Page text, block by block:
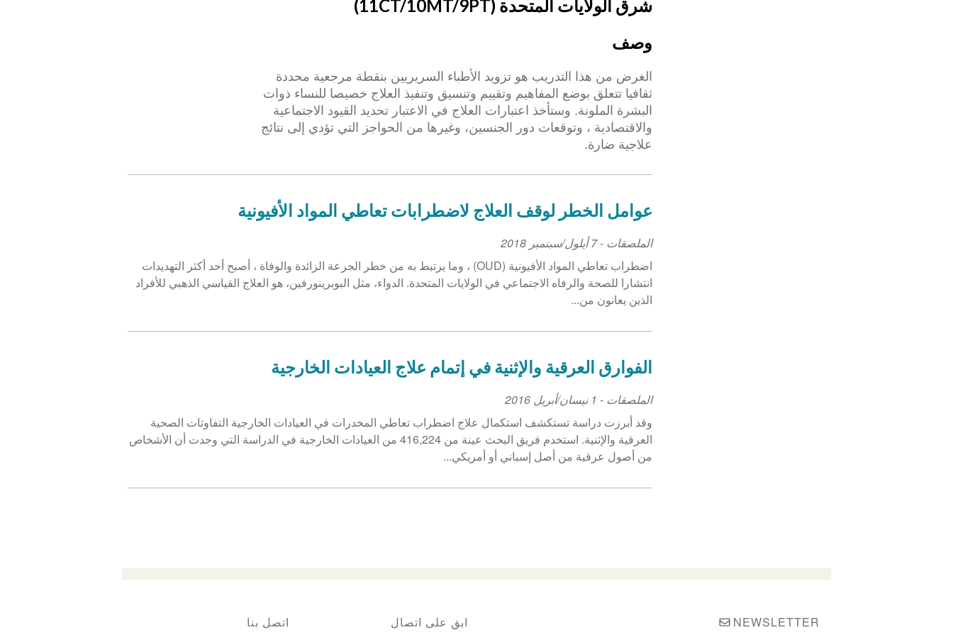
شرق الولايات المتحدة (11CT/10MT/9PT)
وصف
الغرض من هذا التدريب هو تزويد الأطباء السريريين بنقطة مرجعية محددة
ثقافيا تتعلق بوضع المفاهيم وتقييم وتنسيق وتنفيذ العلاج خصيصا للنساء ذوات
البشرة الملونة. وستأخذ اعتبارات العلاج في الاعتبار تحديد القيود الاجتماعية
والاقتصادية ، وتوقعات دور الجنسين، وغيرها من الحواجز التي تؤدي إلى نتائج
علاجية ضارة.
عوامل الخطر لوقف العلاج لاضطرابات تعاطي المواد الأفيونية
الملصقات -7 أيلول/سبتمبر 2018
اضطراب تعاطي المواد الأفيونية (OUD) ، وما يرتبط به من خطر الجرعة الزائدة والوفاة ، أصبح أحد أكثر التهديدات
انتشارا للصحة والرفاه الاجتماعي في الولايات المتحدة. الدواء، مثل البوبرينورفين، هو العلاج القياسي الذهبي للأفراد
الذين يعانون من...
الفوارق العرقية والإثنية في إتمام علاج العيادات الخارجية
الملصقات - 1 نيسان/أبريل 2016
وقد أبرزت دراسة تستكشف استكمال علاج اضطراب تعاطي المخدرات في العيادات الخارجية التفاوتات الصحية
العرقية والإثنية. استخدم فريق البحث عينة من 416,224 من العيادات الخارجية في الدراسة التي وجدت أن الأشخاص
من أصول عرقية من أصل إسباني أو أمريكي...
اتصل بنا ابق على اتصال NEWSLETTER